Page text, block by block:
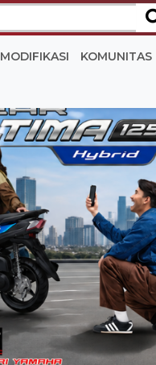
MODIFIKASI KOMUNITAS